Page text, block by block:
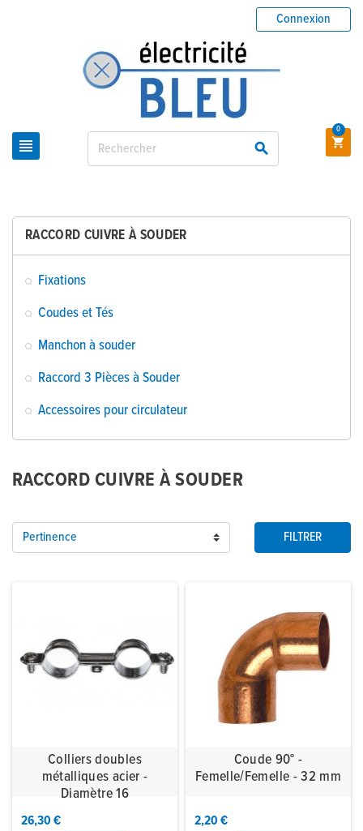
 
Connexion

0
RACCORD CUIVRE À SOUDER
Fixations
Coudes et Tés
Manchon à souder
Raccord 3 Pièces à Souder
Accessoires pour circulateur
RACCORD CUIVRE À SOUDER
Pertinence FILTRER
Colliers doubles
métalliques acier -
Diamètre 16
26,30 €
Coude 90° -
Femelle/Femelle - 32 mm
2,20 €